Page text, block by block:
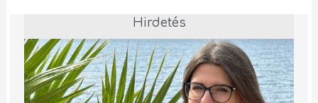
Hirdetés